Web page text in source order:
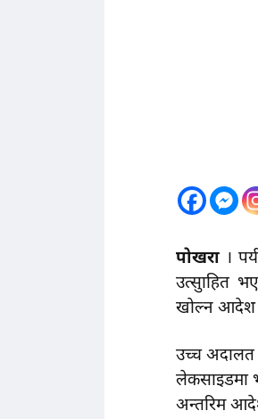
पोखरा ।
उत्सुाहित
खोल्न आदेश
उच्च अदालत
लेकसाइडमा
अन्तरिम